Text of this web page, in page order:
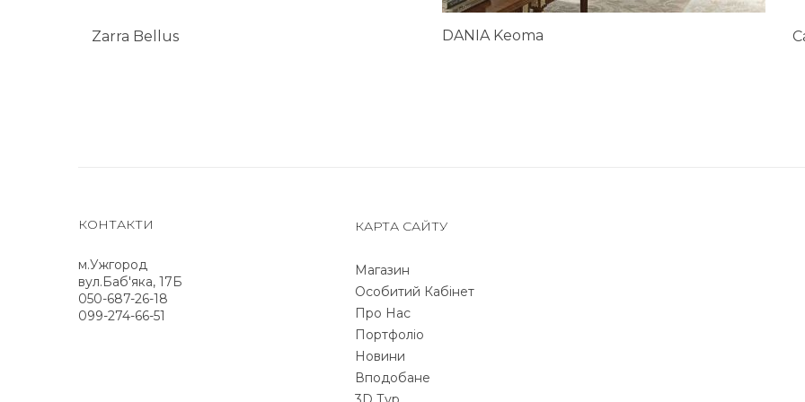
Zarra Bellus DANIA Keoma
КОНТАКТИ
м.Ужгород
вул.Баб'яка, 17Б
050-687-26-18
099-274-66-51
КАРТА САЙТУ
Магазин
Особитий Кабінет
Про Нас
Портфоліо
Новини
Вподобане